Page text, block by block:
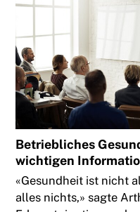
Betriebliches
wichtigen
«Gesundheit ist nicht
alles nichts,» sagte